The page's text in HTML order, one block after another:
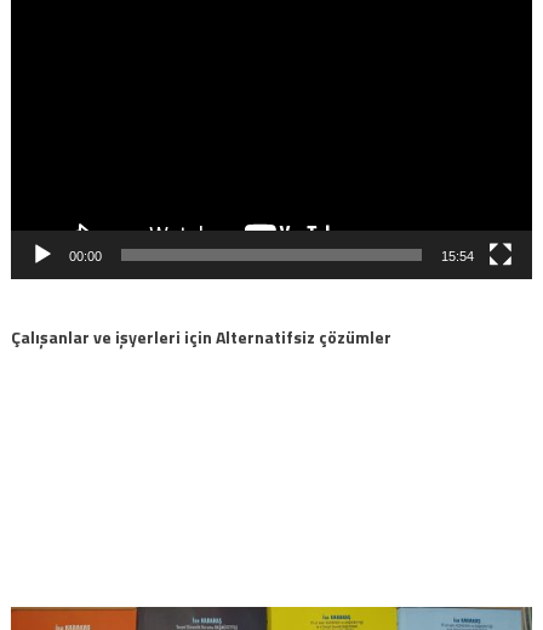
00:00 15:54
Çalışanlar ve işyerleri için Alternatifsiz çözümler